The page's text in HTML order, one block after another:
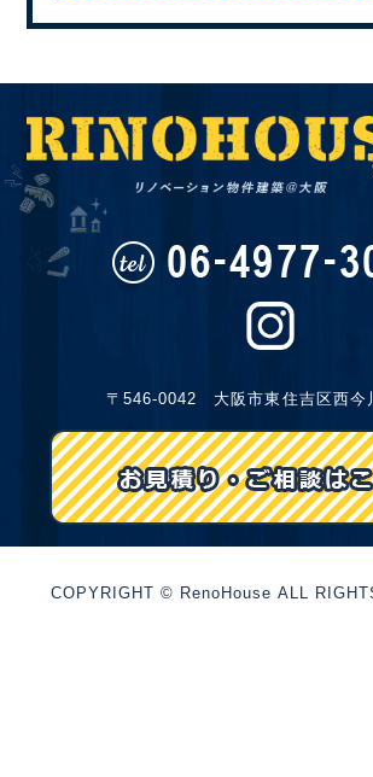
〒546-0042 大阪市東住吉区西今
COPYRIGHT © RenoHouse ALL